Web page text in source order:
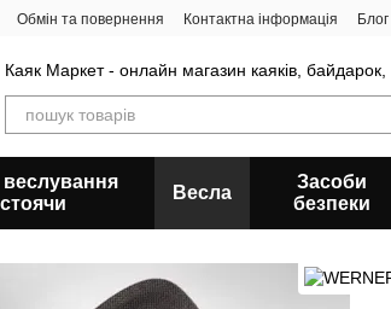
Обмін та повернення Контактна інформація Блог
Каяк Маркет - онлайн магазин каяків,
веслування
стоячи
Весла
Засоби
безпеки